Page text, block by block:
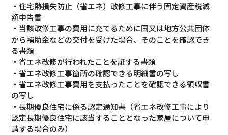
・住宅熱損失防止（省エネ）改修工事に伴う固定資産税減
額申告書
・当該改修工事の費用に充てるために国又は地方公共団体
から補助金などの交付を受けた場合、そのことを確認でき
る書類
・省エネ改修が行われたことを証する書類
・省エネ改修工事箇所の確認できる明細書の写し
・省エネ改修工事費用を支払ったことを確認できる領収書
の写し
・長期優良住宅に係る認定通知書（省エネ改修工事により
認定長期優良住宅に該当することとなった家屋について申
請する場合のみ）